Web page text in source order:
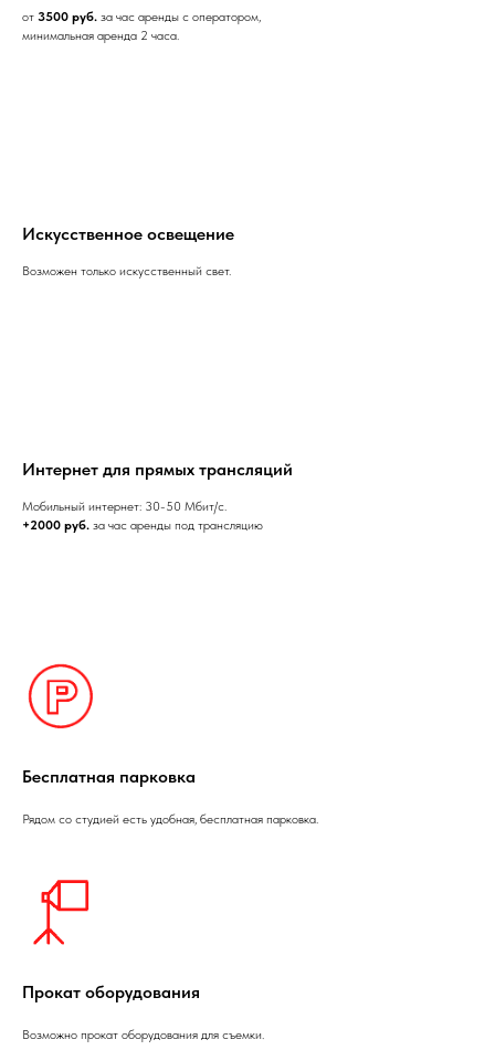
от 3500 руб. за час аренды с оператором,
минимальная аренда 2 часа.
Искусственное освещение
Возможен только искусственный свет.
Интернет для прямых трансляций
Мобильный интернет: 30-50 Мбит/с.
+2000 руб. за час аренды под трансляцию
Бесплатная парковка
Рядом со студией есть удобная, бесплатная парковка.
Прокат оборудования
Возможно прокат оборудования для съемки.